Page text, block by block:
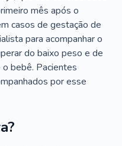
mês após o
casos de gestação de
para acompanhar o
do baixo peso e de
bebê. Pacientes
por esse